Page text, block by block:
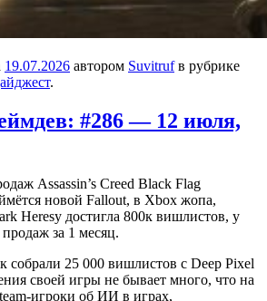
19.07.2026 автором Suvitrufв рубрике
.
#286 — 12 июля,
Assassin’s Creed Black Flag
новой Fallout, в Xbox жопа,
Heresy достигла 800к вишлистов, у
за 1 месяц.
собрали 25 000 вишлистов с Deep Pixel
своей игры не бывает много, что на
игроки об ИИ в играх,